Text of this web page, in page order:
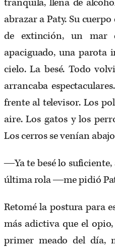
tranquila, llena de
abrazar a Paty. Su
de extinción, un mar
apaciguado, una
cielo. La besé. Todo
arrancaba
frente al televisor. Los
aire. Los gatos y los
Los cerros se venían
―Ya te besé lo
última rola ―me pidió
Retomé la postura para
más adictiva que el
primer meado del día,